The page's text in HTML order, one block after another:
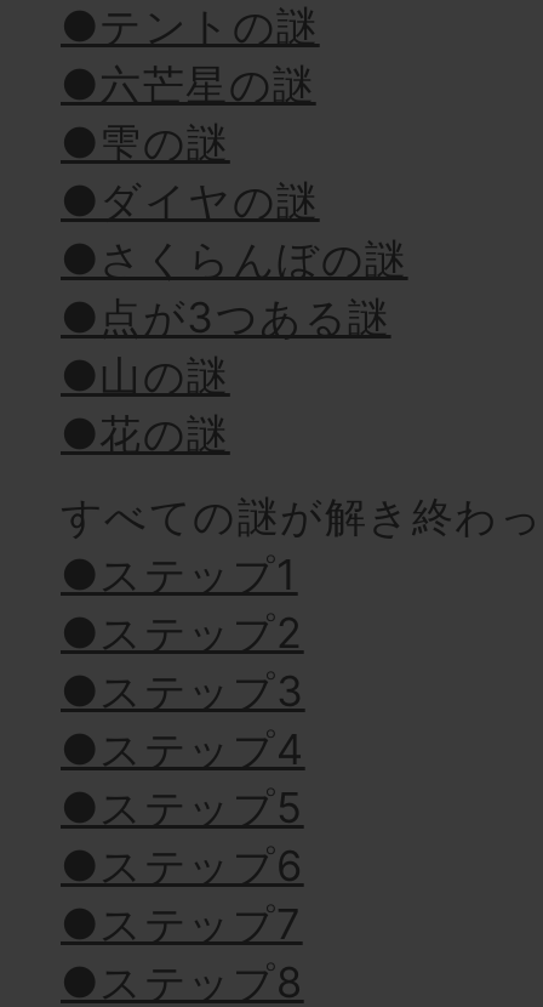
●テントの謎
●六芒星の謎
●雫の謎
●ダイヤの謎
●さくらんぼの謎
●点が3つある謎
●山の謎
●花の謎
すべての謎が解き終わ
●ステップ1
●ステップ2
●ステップ3
●ステップ4
●ステップ5
●ステップ6
●ステップ7
●ステップ8